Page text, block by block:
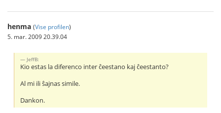
henma (Vise profilen)
5. mar. 2009 20.39.04
JeffB:
Kio estas la diferenco inter ĉeestano kaj ĉeestanto?
Al mi ili ŝajnas simile.
Dankon.